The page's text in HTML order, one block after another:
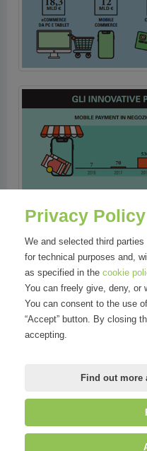
Areas
Mirandola Comunicazione
Privacy Policy
We and selected third
for technical purposes and,
as specified in the cookie
You can freely give, deny, or
You can consent to the use
“Accept” button. By closing
accepting.
Find out more